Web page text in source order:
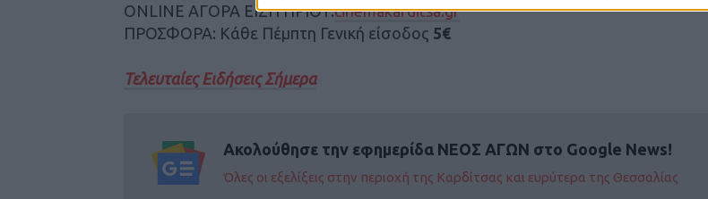
ONLINE ΑΓΟΡΑ ΕΙΣΙΤΗΡΙΟΥ:cinemakarditsa.gr
ΠΡΟΣΦΟΡΑ: Κάθε Πέμπτη Γενική είσοδος 5€
Τελευταίες Ειδήσεις Σήμερα
Ακολούθησε την εφημερίδα ΝΕΟΣ ΑΓΩΝ στο Google News!
Όλες οι εξελίξεις στην περιοχή της Καρδίτσας και ευρύτερα της Θεσσαλίας